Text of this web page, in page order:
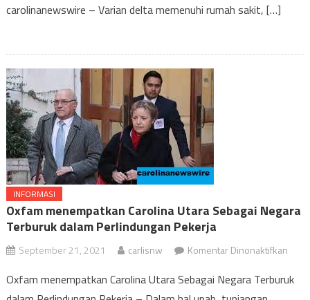
carolinanewswire – Varian delta memenuhi rumah sakit, […]
INFORMASI
Oxfam menempatkan Carolina Utara Sebagai Negara
Terburuk dalam Perlindungan Pekerja
September 21, 2021 carlisnw Komentar Dinonaktifkanpada
Oxfam menempatkan Carolina Utara Sebagai Negara Terburuk